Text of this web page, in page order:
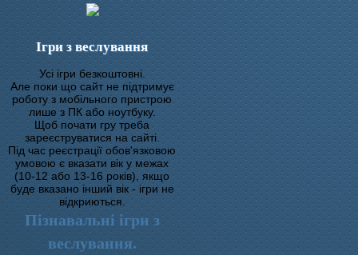
Ігри з веслування
Усі ігри безкоштовні.
Але поки що сайт не підтримує
роботу з мобільного пристрою
лише з ПК або ноутбуку.
Щоб почати гру треба
зареєструватися на сайті.
Під час реєстрації обов'язковою
умовою є вказати вік у межах
(10-12 або 13-16 років), якщо
буде вказано інший вік - ігри не
відкриються.
Пізнавальні ігри з
веслування.